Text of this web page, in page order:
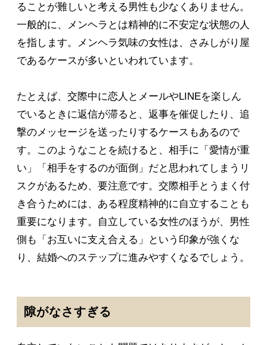
ることが難しいと考える男性も少なくありません。
一般的に、メンヘラとは精神的に不安定な状態の人
を指します。メンヘラ気味の女性は、さみしがり屋
であるケースが多いといわれています。
たとえば、交際中に恋人とメールやLINEを楽しん
でいるときに返信が滞ると、返事を催促したり、追
撃のメッセージを送ったりするケースもあるので
す。このようなことを続けると、相手に「愛情が重
い」「相手をするのが面倒」だと思われてしまうリ
スクがあるため、要注意です。交際相手とうまく付
き合うためには、ある程度精神的に自立することも
重要になります。自立している女性のほうが、男性
側も「お互いに支え合える」という印象が強くな
り、結婚へのステップに進みやすくなるでしょう。
隙がなさすぎる